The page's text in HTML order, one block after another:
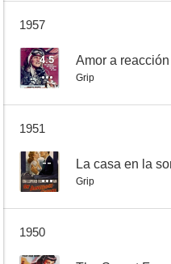
1957
4.5 Amor a reacción
Grip
1951
-- La casa en la
Grip
1950